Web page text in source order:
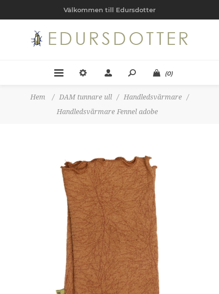
Välkommen till Edursdotter
(0)
Hem / DAM tunnare ull / Handledsvärmare
/
Handledsvärmare Fennel adobe